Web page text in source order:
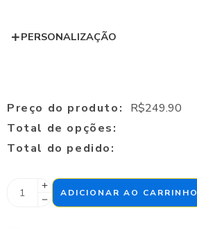
PERSONALIZAÇÃO
Preço do produto: R$249.90
Total de opções:
Total do pedido:
ADICIONAR AO CARRINHO